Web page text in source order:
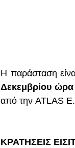
Η παράσταση
Δεκεμβρίου
από την ATLAS
ΚΡΑΤΗΣΕΙΣ